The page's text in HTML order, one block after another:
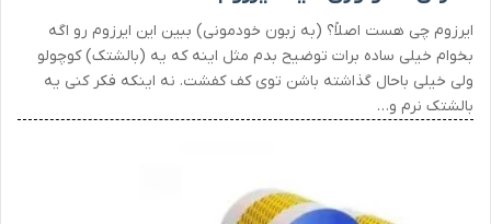
ایرزوم چی هست اصلاً؟ (به زبون خودمونی) ببین این ایرزوم رو اگه
بخوام خیلی ساده برات توضیح بدم مثل اینه که یه (بالشتک) کوچولو
ولی خیلی باحال گذاشته باشن توی کف کفشت. نه اینکه فکر کنی یه
بالشتک نرم و…